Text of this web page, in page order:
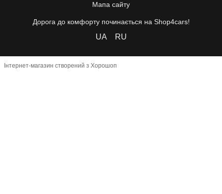
Мапа сайту
Дорога до комфорту починається на Shop4cars!
UA RU
Інтернет-магазин створений з Хорошоп